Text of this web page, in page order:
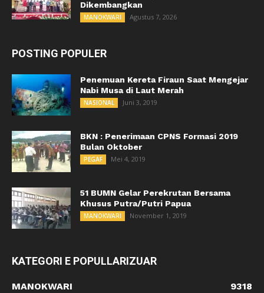
Dikembangkan
MANOKWARI Agustus 7, 2026
POSTING POPULER
Penemuan Kereta Firaun Saat Mengejar
Nabi Musa di Laut Merah
NASIONAL Juni 3, 2019
BKN : Penerimaan CPNS Formasi 2019
Bulan Oktober
PEGAF Mei 4, 2019
51 BUMN Gelar Perekrutan Bersama
Khusus Putra/Putri Papua
MANOKWARI November 1, 2019
KATEGORI E POPULLARIZUAR
MANOKWARI
9318